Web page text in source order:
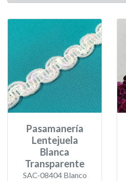
Pasamanería
Lentejuela
Blanca
Transparente
SAC-08404 Blanco